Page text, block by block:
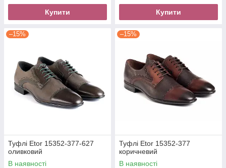
Купити Купити
–15%
Туфлі Etor 15352-377-627
оливковий
В наявності
–15%
Туфлі Etor 15352-377
коричневий
В наявності